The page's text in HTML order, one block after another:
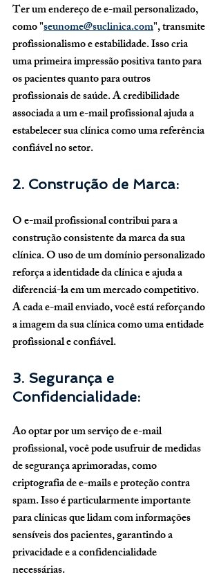
Ter um endereço de e-mail personalizado,
como "seunome@suclinica.com", transmite
profissionalismo e estabilidade. Isso cria
uma primeira impressão positiva tanto para
os pacientes quanto para outros
profissionais de saúde. A credibilidade
associada a um e-mail profissional ajuda a
estabelecer sua clínica como uma referência
confiável no setor.
2. Construção de Marca:
O e-mail profissional contribui para a
construção consistente da marca da sua
clínica. O uso de um domínio personalizado
reforça a identidade da clínica e ajuda a
diferenciá-la em um mercado competitivo.
A cada e-mail enviado, você está reforçando
a imagem da sua clínica como uma entidade
profissional e confiável.
3. Segurança e
Confidencialidade:
Ao optar por um serviço de e-mail
profissional, você pode usufruir de medidas
de segurança aprimoradas, como
criptografia de e-mails e proteção contra
spam. Isso é particularmente importante
para clínicas que lidam com informações
sensíveis dos pacientes, garantindo a
privacidade e a confidencialidade
necessárias.